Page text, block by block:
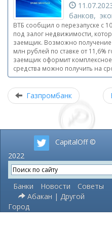
банков,
ВТБ сообщил о перезапуске с
под залог недвижимости,
заемщик. Возможно получение
млн рублей по ставке от 11,6%
заемщик оформит
средства можно получить на
Газпромбанк
CapitalOff ©
2022
Банки Новости
Советы
Абакан | Другой
Город